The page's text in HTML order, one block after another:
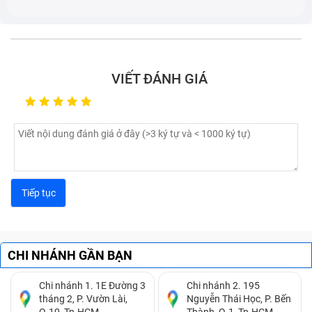
Các lỗi màn hình máy tính Lcd 17.3 Slim 30P thường
Nếu máy tính Lcd 17.3 Slim 30P của bạn có 1 trong
những dấu hiệu trên thì tốt nhất bạn nên tìm đế các
trung tâm sửa chữa máy tính để được khắc phục ngay,
tránh để lan rộng sang các kinh kiện khác, để càng lâu
VIẾT ĐÁNH GIÁ
CHI NHÁNH GẦN BẠN
Chi nhánh 1. 1E Đường 3
tháng 2, P. Vườn Lài,
Chi nhánh 2. 195
Nguyễn Thái Học, P. Bến